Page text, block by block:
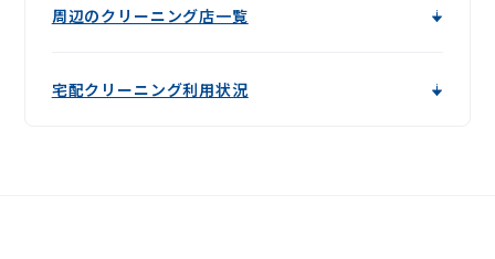
周辺のクリーニング店一覧
宅配クリーニング利用状況